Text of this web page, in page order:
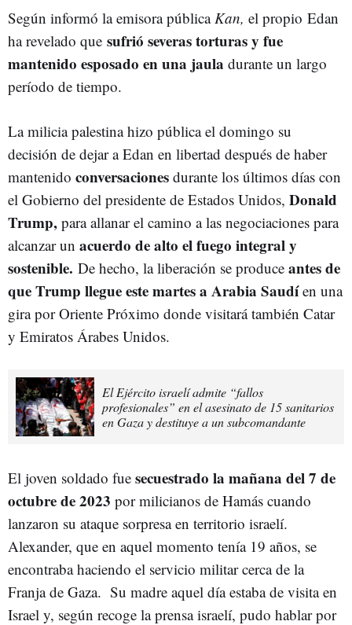
Según informó la emisora ​​pública Kan, el propio Edan
ha revelado que sufrió severas torturas y fue
mantenido esposado en una jaula durante un largo
período de tiempo.
La milicia palestina hizo pública el domingo su
decisión de dejar a Edan en libertad después de haber
mantenido conversaciones durante los últimos días con
el Gobierno del presidente de Estados Unidos, Donald
Trump, para allanar el camino a las negociaciones para
alcanzar un acuerdo de alto el fuego integral y
sostenible. De hecho, la liberación se produce antes de
que Trump llegue este martes a Arabia Saudíen una
gira por Oriente Próximo donde visitará también Catar
y Emiratos Árabes Unidos.
El Ejército israelí admite “fallos
profesionales” en el asesinato de 15 sanitarios
en Gaza y destituye a un subcomandante
El joven soldado fue secuestrado la mañana del 7 de
octubre de 2023 por milicianos de Hamás cuando
lanzaron su ataque sorpresa en territorio israelí.
Alexander, que en aquel momento tenía 19 años, se
encontraba haciendo el servicio militar cerca de la
Franja de Gaza. Su madre aquel día estaba de visita en
Israel y, según recoge la prensa israelí, pudo hablar por